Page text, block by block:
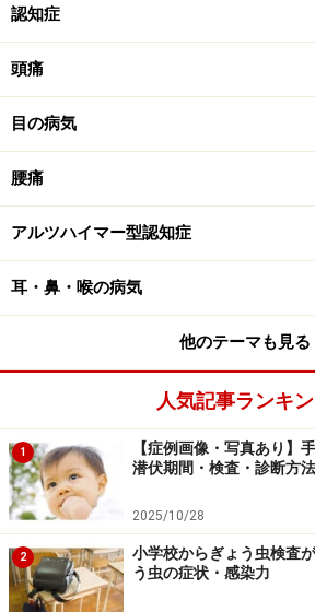
認知症
頭痛
目の病気
腰痛
アルツハイマー型認知症
耳・鼻・喉の病気
他のテーマも見る
人気記事ランキ
1
【症例画像・写真あり】
潜伏期間・検査・診断方法
2025/10/28
2
小学校からぎょう虫検査
う虫の症状・感染力